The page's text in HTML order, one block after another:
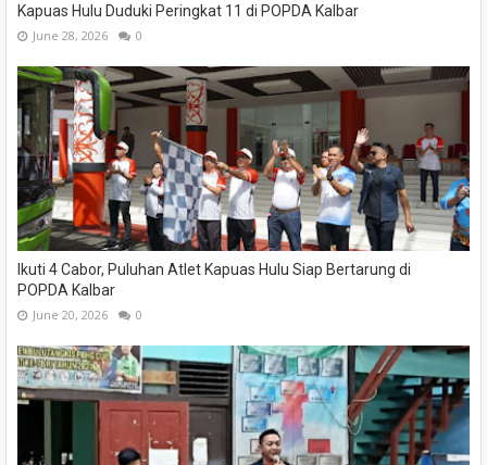
Kapuas Hulu Duduki Peringkat 11 di POPDA Kalbar
June 28, 2026 0
Ikuti 4 Cabor, Puluhan Atlet Kapuas Hulu Siap Bertarung di
POPDA Kalbar
June 20, 2026 0